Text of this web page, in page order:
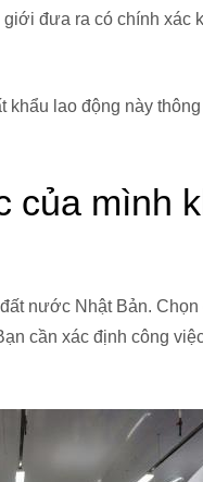
đưa ra có chính
lao động này
của mình
nước Nhật Bản.
cần xác định công